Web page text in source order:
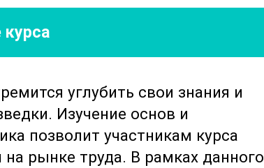
углубить свои знания и
Изучение основ и
позволит участникам курса
рынке труда. В рамках данного